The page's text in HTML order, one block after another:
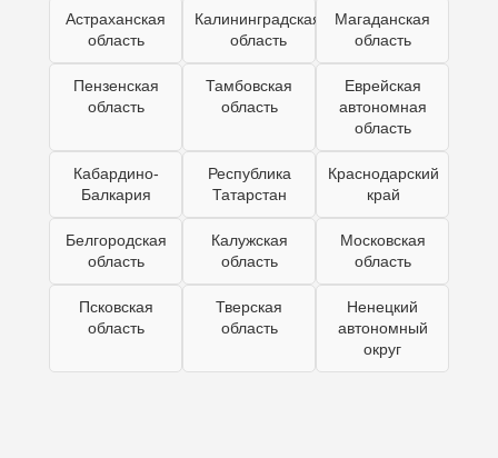
Астраханская
область
Калининградская
область
Магаданская
область
Пензенская
область
Тамбовская
область
Еврейская
автономная
область
Кабардино-
Балкария
Республика
Татарстан
Краснодарский
край
Белгородская
область
Калужская
область
Московская
область
Псковская
область
Тверская
область
Ненецкий
автономный
округ